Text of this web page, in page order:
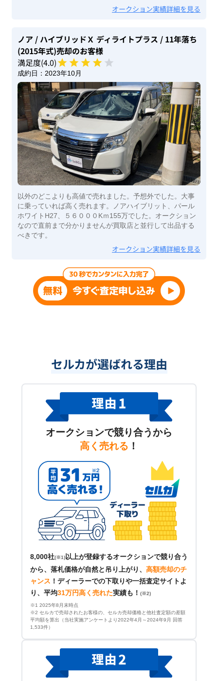
オークション実績詳細を見る
ノア / ハイブリッドＸ ディライトプラス / 11年落ち
(2015年式)売却のお客様
満足度(4.0)
成約日： 2023年10月
以外のどこよりも高値で売れました。予想外でした。大事
に乗っていれば高く売れます。ノアハイブリット、パール
ホワイトH27、５６０００Kｍ155万でした。オークション
なので直前まで分かりませんが買取店と並行して出品する
べきです。
オークション実績詳細を見る
セルカが選ばれる理由
オークションで競り合うから
高く売れる ！
8,000社(※1) 以上が登録するオークションで競り合う
から、落札価格が自然と吊り上がり、 高額売却のチ
ャンス ！ ディーラーでの下取りや一括査定サイトよ
り、平均31万円高く売れた実績も！ (※2)
※1 2025年8月末時点
※2 セルカで売却されたお客様の、セルカ売却価格と他社査定額の差額
平均額を算出（当社実施アンケートより2022年4月～2024年9月 回答
1,533件）